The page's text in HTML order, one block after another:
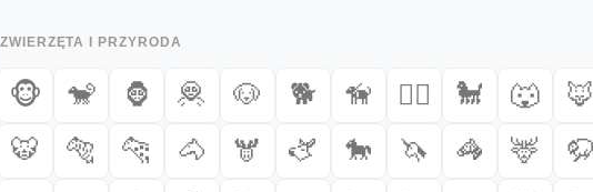
ZWIERZĘTA I PRZYRODA
🐵 🐒 🦍 🦧 🐶 🐕 🦮 🐕‍🦺 🐩 🐺 🦊
🐯
🐅 🐆 🐴 🫎 🫏 🐎 🦄 🦓 🦌